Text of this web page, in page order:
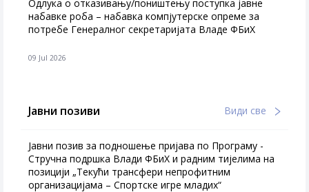
Одлука о отказивању/поништењу поступка јавне
набавке роба – набавка компјутерске опреме за
потребе Генералног секретаријата Владе ФБиХ
09 Jul 2026
Јавни позиви Види све
Јавни позив за подношење пријава по Програму -
Стручна подршка Влади ФБиХ и радним тијелима на
позицији „Текући трансфери непрофитним
организацијама – Спортске игре младих“